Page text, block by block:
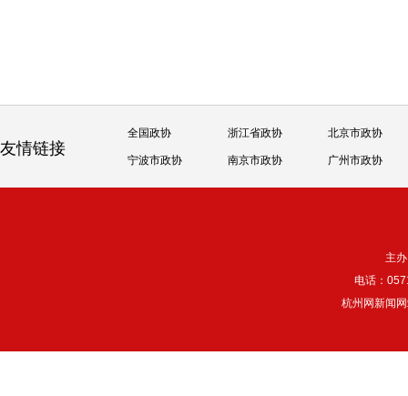
友情链接
全国政协 浙江省政协 北京市政协
宁波市政协 南京市政协 广州市政协
主
电话：
杭州网新闻